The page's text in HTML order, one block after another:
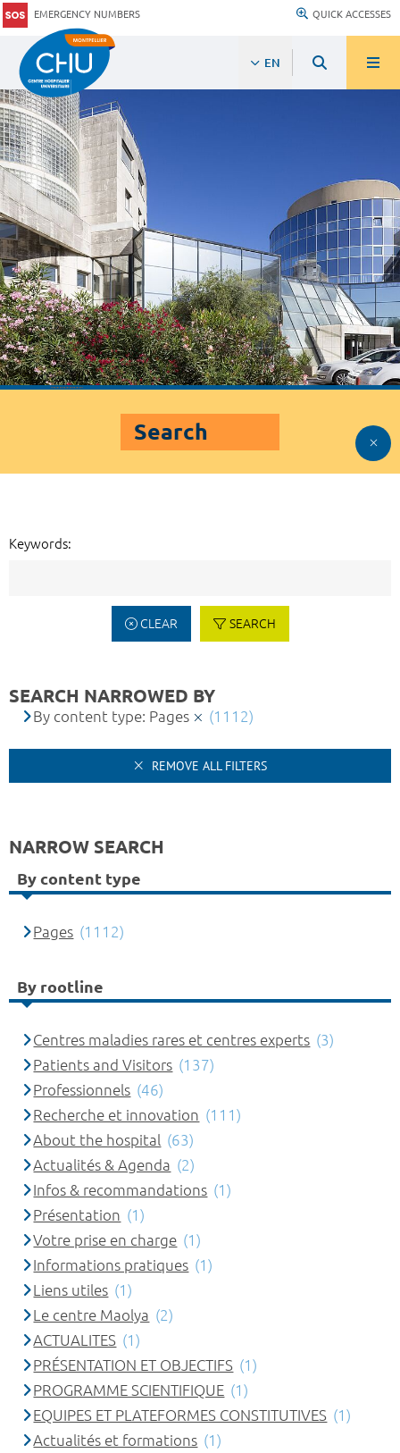
EMERGENCY NUMBERS QUICK ACCESSES
EN
Search
Keywords:
CLEAR SEARCH
SEARCH NARROWED BY
By content type: Pages (1112)
REMOVE ALL FILTERS
NARROW SEARCH
By content type
Pages (1112)
By rootline
Centres maladies rares et centres experts (3)
Patients and Visitors (137)
Professionnels (46)
Recherche et innovation (111)
About the hospital (63)
Actualités & Agenda (2)
Infos & recommandations (1)
Présentation (1)
Votre prise en charge (1)
Informations pratiques (1)
Liens utiles (1)
Le centre Maolya (2)
ACTUALITES (1)
PRÉSENTATION ET OBJECTIFS (1)
PROGRAMME SCIENTIFIQUE (1)
EQUIPES ET PLATEFORMES CONSTITUTIVES (1)
Actualités et formations (1)